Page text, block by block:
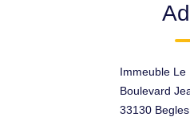
Immeuble Le
Boulevard
33130 Begles